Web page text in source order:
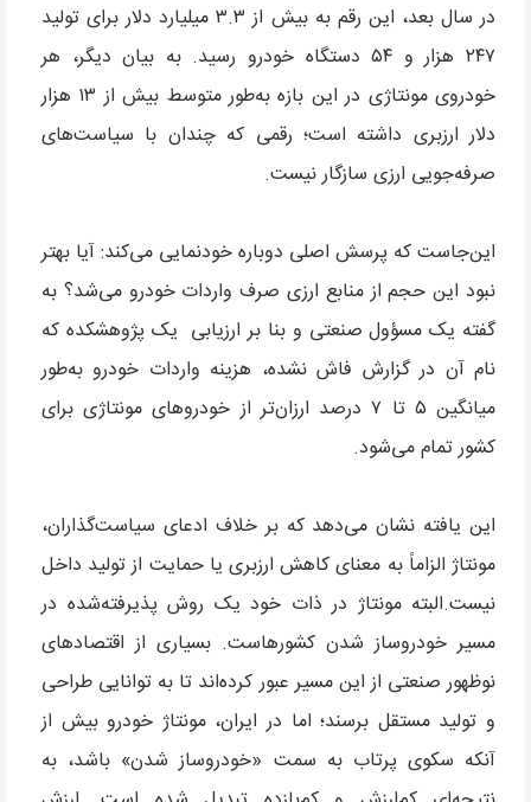
در سال بعد، این رقم به بیش از ۳.۳ میلیارد دلار برای تولید
۲۴۷ هزار و ۵۴ دستگاه خودرو رسید. به بیان دیگر، هر
خودروی مونتاژی در این بازه به‌طور متوسط بیش از ۱۳ هزار
دلار ارزبری داشته است؛ رقمی که چندان با سیاست‌های
صرفه‌جویی ارزی سازگار نیست.
این‌جاست که پرسش اصلی دوباره خودنمایی می‌کند: آیا بهتر
نبود این حجم از منابع ارزی صرف واردات خودرو می‌شد؟ به
گفته یک مسؤول صنعتی و بنا بر ارزیابی یک پژوهشکده که
نام آن در گزارش فاش نشده، هزینه واردات خودرو به‌طور
میانگین ۵ تا ۷ درصد ارزان‌تر از خودروهای مونتاژی برای
کشور تمام می‌شود.
این یافته نشان می‌دهد که بر خلاف ادعای سیاست‌گذاران،
مونتاژ الزاماً به معنای کاهش ارزبری یا حمایت از تولید داخل
نیست.البته مونتاژ در ذات خود یک روش پذیرفته‌شده در
مسیر خودروساز شدن کشورهاست. بسیاری از اقتصادهای
نوظهور صنعتی از این مسیر عبور کرده‌اند تا به توانایی طراحی
و تولید مستقل برسند؛ اما در ایران، مونتاژ خودرو بیش از
آنکه سکوی پرتاب به سمت «خودروساز شدن» باشد، به